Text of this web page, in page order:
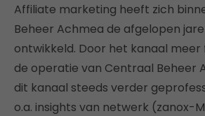
Affiliate marketing heeft zich
Beheer Achmea de afgelopen
ontwikkeld. Door het kanaal meer
de operatie van Centraal Beheer
dit kanaal steeds verder
o.a. insights van netwerk (zanox-